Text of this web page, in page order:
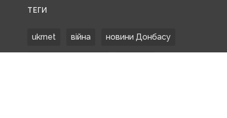
ТЕГИ
ukrnet війна новини Донбасу